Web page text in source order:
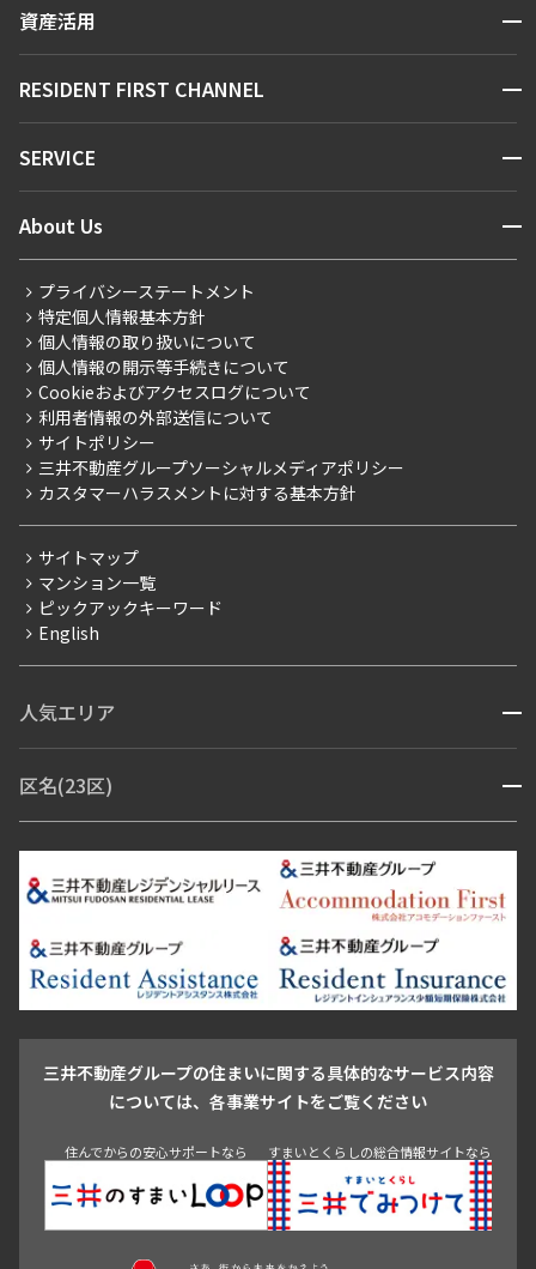
新着情報から探す
新着募集情報
こだわりから探す
こだわり一覧
プレミアムマンション
新築
当社限定（港区・渋谷区）
当社限定（港区・渋谷区以外）
三井不動産企画
賃料改定
フリーレント
ペット可
ブランドマンション
お問い合わせ
資産活用 開閉
お問い合わせ
RESIDENT FIRST CHANNEL 開閉
マンションレポート
住まいのコラム
SERVICE 開閉
会員ページ
ご入居・提携サービス
お部屋探しからご契約まで
よくあるご質問
社宅紹介
【仲介会社様向け】当社仲介事業部取り扱い物件入居申込
About Us 開閉
会社情報
事業案内
採用情報
ニュースリリース
お問い合わせ
プライバシーステートメント
特定個人情報基本方針
個人情報の取り扱いについて
個人情報の開示等手続きについて
Cookieおよびアクセスログについて
利用者情報の外部送信について
サイトポリシー
三井不動産グループソーシャルメディアポリシー
カスタマーハラスメントに対する基本方針
サイトマップ
マンション一覧
ピックアックキーワード
English
人気エリア 開閉
青山・表参道・原宿
市ヶ谷・神楽坂・飯田橋
三田・芝・浜松町
芝浦・汐留・品川
月島・勝どき・豊洲
本郷・春日・小石川
目白・高田馬場・早稲田
池尻大橋・三軒茶屋
祐天寺・学芸大学・自由が丘
駒沢・用賀・二子玉川
成城・砧
池袋・板橋・王子
青山 渋谷 東京・大手町 新宿 品川
目黒・中目黒
区名(23区) 開閉
江東区 台東区 墨田区
中野区
豊島区
杉並区 板橋区 練馬区 荒川区
足立区
葛飾区
江戸川区
三井不動産グループの住まいに関する具体的なサービス内容
については、各事業サイトをご覧ください
住んでからの安心サポートなら すまいとくらしの総合情報サイトなら